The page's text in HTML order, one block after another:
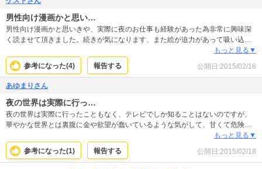
男性向け漫画かと思い…
男性向け漫画かと思いきや、実際に夜のお仕事も経験があった為非常に興味深
く読ませて頂きました。続きが気になります、また絵が迫力があって吸い込ま
もっと見る▼
参考になった(4) 報告する 公開日:2015/02/16
あゆまりさん
夜の世界は実際に行っ…
夜の世界は実際に行ったこともなく、テレビでしか知ることはないのですが、
華やかな世界とは裏腹に金や欲望が蠢いているような気がして、甘くて危険な
感じがします。お店を切り盛りする黒服の采配で売り上げや将来が決まるなん
て、とても想像がつかなかったです。主人公がこれからどうのしあがっていく
のか、気になります。
もっと見る▼
参考になった(1) 報告する 公開日:2015/02/18